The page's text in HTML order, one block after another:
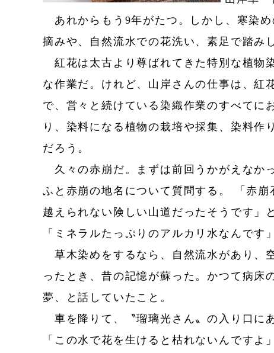
あれからもう9年がたつ。しかし、寒染
摘みや、自然流水での花洗い、素足で踏み
紅花は太古より尊ばれてきた特別な植物
な作業だ。けれど、山岸さんの仕事は、紅
で、営々と続けている染織作業のすべてに
り、染料になる植物の栽培や採集、染料
だろう。
久々の赤崩だ。まずは前回うかがえなか
ふと赤崩の地名について質問する。 「赤
越えられない険しい山道だったそうです」
「ミネラルたっぷりのアルカリ水なんです」
草木染めをするなら、自然流水があり、
ったとき、昔の記憶が蘇った。かつて病床
夢、と話していたこと。
車を降りて、〝瑠璃光さん〟の入り口に
「この水で花を生けると枯れないんですよ」